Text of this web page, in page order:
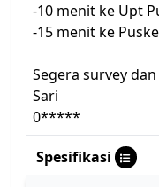
-10 menit ke Upt
-15 menit ke
Segera survey
Sari
0*****
Spesifikasi